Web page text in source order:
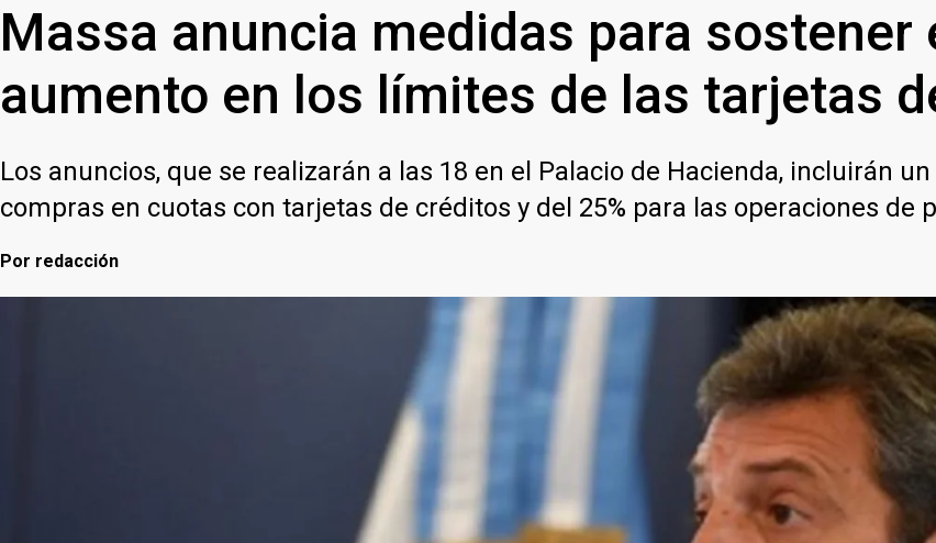
Massa anuncia medidas para sostener
aumento en los límites de las tarjetas
Los anuncios, que se realizarán a las 18 en el Palacio de Hacienda, incluirán
compras en cuotas con tarjetas de créditos y del 25% para las operaciones de
Por redacción